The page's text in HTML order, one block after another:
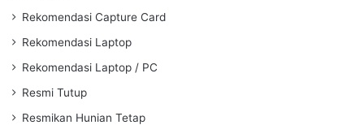
Rekomendasi Capture Card
Rekomendasi Laptop
Rekomendasi Laptop / PC
Resmi Tutup
Resmikan Hunian Tetap